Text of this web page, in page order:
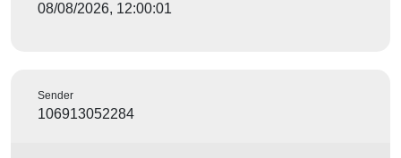
08/08/2026, 12:00:01
Sender
106913052284